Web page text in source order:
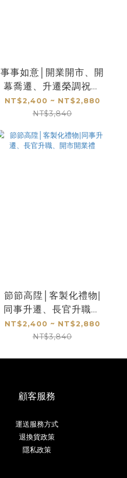
事事如意│開業開市、開
幕喬遷、升遷榮調祝賀
禮品
NT$2,400 ~ NT$2,880
NT$3,840
節節高陞│客製化禮物|
同事升遷、長官升職、
開市開業禮
NT$2,400 ~ NT$2,880
NT$3,840
顧客服務
運送服務方式
退換貨政策
隱私政策